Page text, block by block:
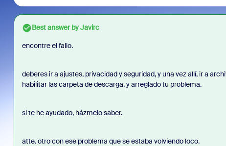
Best answer byJavirc
encontre el fallo.
deberes ir a ajustes, privacidad y seguridad, y una vez allí, ir a
habilitar las carpeta de descarga. y arreglado tu problema.
si te he ayudado, házmelo saber.
atte. otro con ese problema que se estaba volviendo loco.